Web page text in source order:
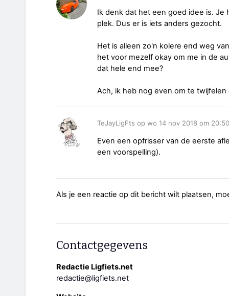
Ik denk dat het een goed idee is. Je
plek. Dus er is iets anders gezocht.
Het is alleen zo'n kolere end weg
het voor mezelf okay om me in de
dat hele end mee?
Ach, ik heb nog even om te
TeJayLigFts op wo 14 nov 2018 om 20:50
Even een opfrisser van de eerste
een voorspelling).
Als je een reactie op dit bericht wilt plaatsen,
Contactgegevens
Redactie Ligfiets.net
redactie@ligfiets.net